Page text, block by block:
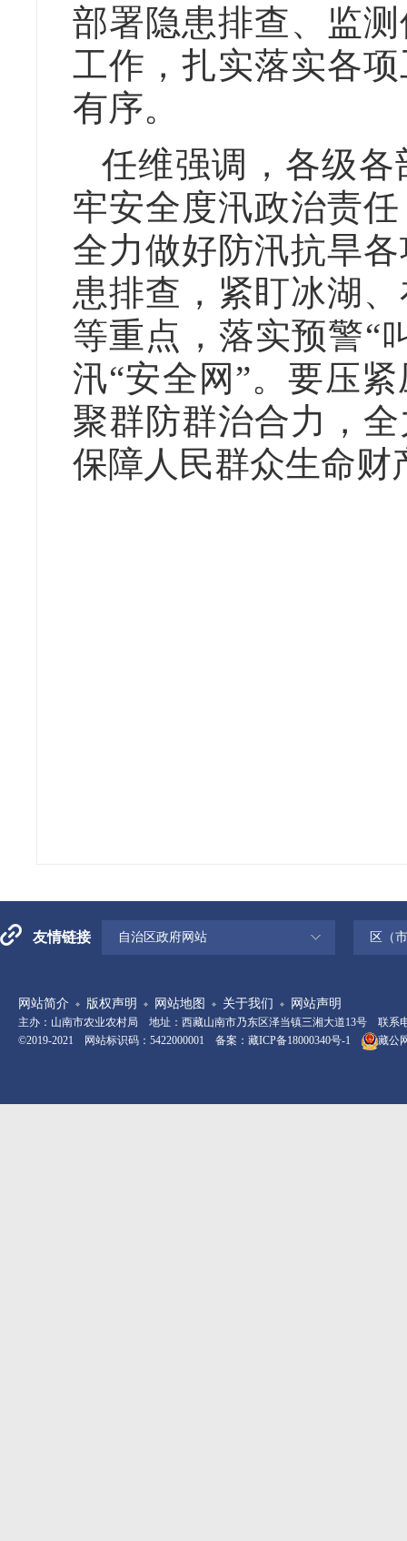
部署隐患排查、监
工作，扎实落实各
有序。
任维强调，各级
牢安全度汛政治责
全力做好防汛抗旱
患排查，紧盯冰湖
等重点，落实预警“
汛“安全网”。要压
聚群防群治合力，
保障人民群众生命财
友情链接 自治区政府网站 区（
网站简介 版权声明 网站地图 关于我们 网站声明
主办：山南市农业农村局 地址：西藏山南市乃东区泽当镇三湘大道13号 联系电
©2019-2021 网站标识码：5422000001 备案： 藏ICP备18000340号-1 藏公